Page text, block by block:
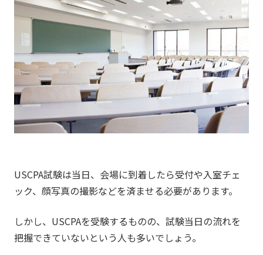
USCPA試験は当日、会場に到着したら受付や入室チェ
ック、顔写真の撮影などを済ませる必要があります。
しかし、USCPAを受験するものの、試験当日の流れを
把握できていないという人も多いでしょう。